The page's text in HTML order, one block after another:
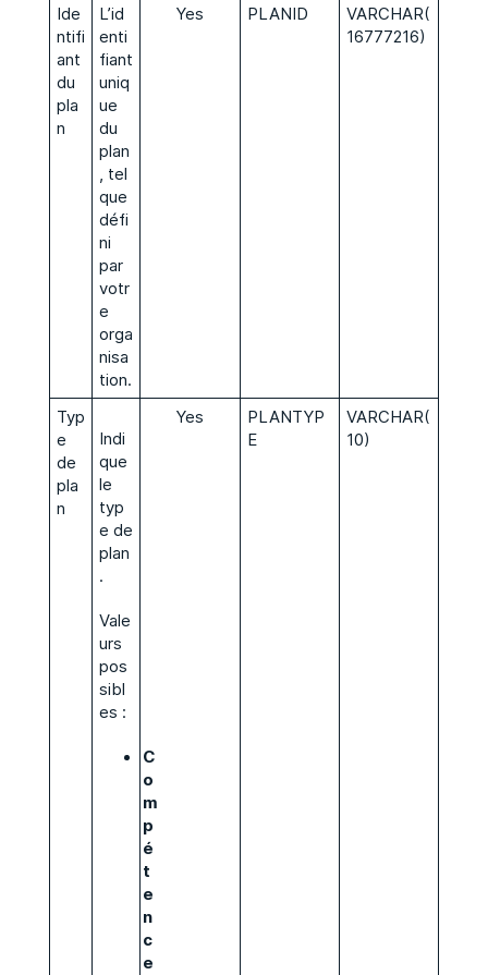
Ide
ntifi
ant
du
pla
n
L’id
enti
fiant
uniq
ue
du
plan
, tel
que
défi
ni
par
votr
e
orga
nisa
tion.
Yes PLANID
VARCHAR(
16777216)
Typ
e
de
pla
n
Indi
que
le
typ
e de
plan
.
Vale
urs
pos
sibl
es :
C
o
m
p
é
t
e
n
c
e
Yes
PLANTYP
E
VARCHAR(
10)